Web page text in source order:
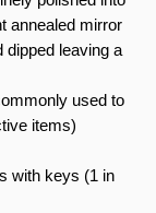
annealed mirror
dipped leaving a
used to
items)
with keys (1 in